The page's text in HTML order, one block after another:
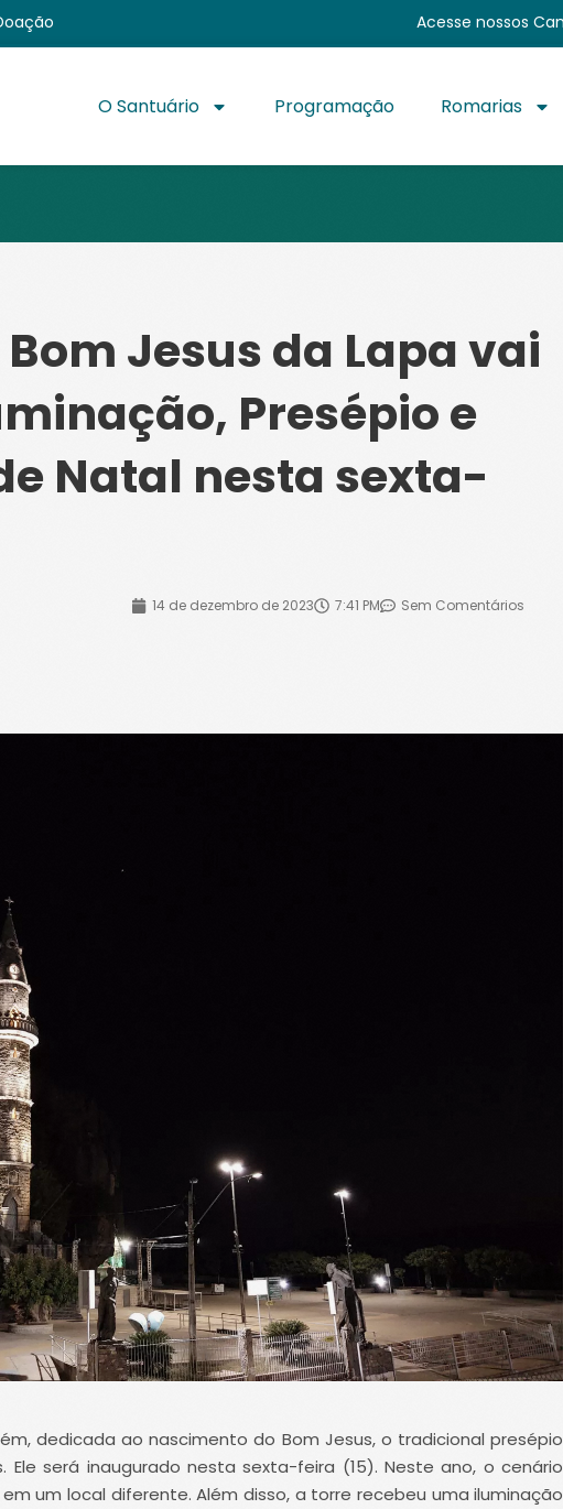
Acesse nossos
O Santuário Programação Romarias
Jesus da Lapa vai
Presépio e
Natal nesta sexta-
14 de dezembro de 2023 7:41 PM Sem Comentários
dedicada ao nascimento do Bom Jesus, o tradicional presépio
Ele será inaugurado nesta sexta-feira (15). Neste ano, o cenário
um local diferente. Além disso, a torre recebeu uma iluminação